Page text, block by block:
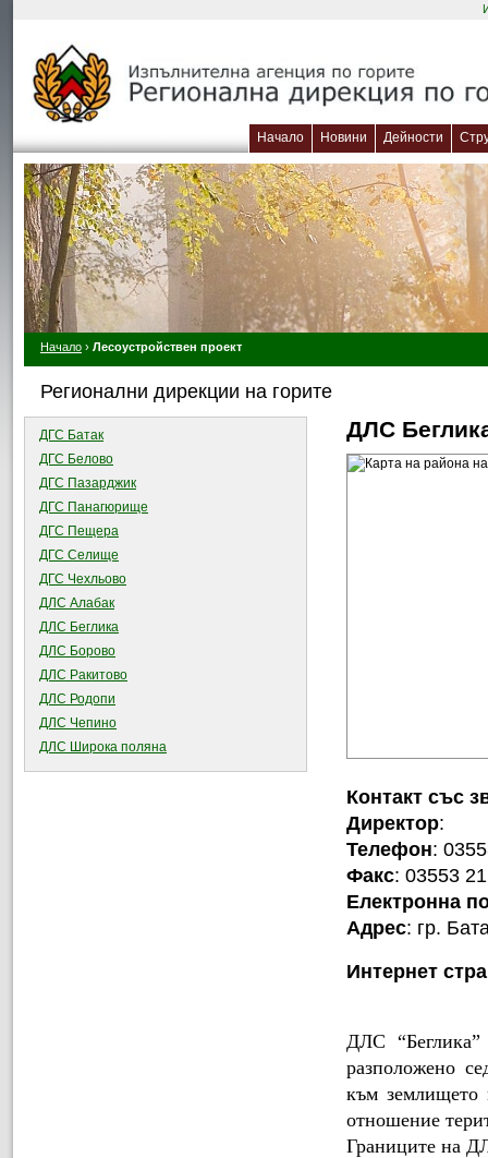
Начало Новини Дейности
Начало › Лесоустройствен проект
Регионални дирекции на горите
ДГС Батак
ДГС Белово
ДГС Пазарджик
ДГС Панагюрище
ДГС Пещера
ДГС Селище
ДГС Чехльово
ДЛС Алабак
ДЛС Беглика
ДЛС Борово
ДЛС Ракитово
ДЛС Родопи
ДЛС Чепино
ДЛС Широка поляна
ДЛС
Контакт със
Директор:
Телефон:
Факс: 03553
Електронна
Адрес: гр.
Интернет
ДЛС
разположено
към землището
отношение
Границите на